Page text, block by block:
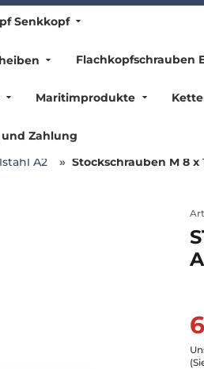
Senkkopf
Flachkopfschrauben
Maritimprodukte
Zahlung
A2 Stockschrauben M 8 x
(